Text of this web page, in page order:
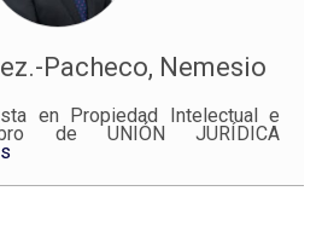
Pacheco, Nemesio
en Propiedad Intelectual e
de UNIÓN JURÍDICA